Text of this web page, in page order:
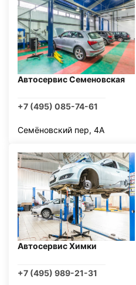
Автосервис Семеновская
+7 (495) 085-74-61
Семёновский пер, 4А
Автосервис Химки
+7 (495) 989-21-31